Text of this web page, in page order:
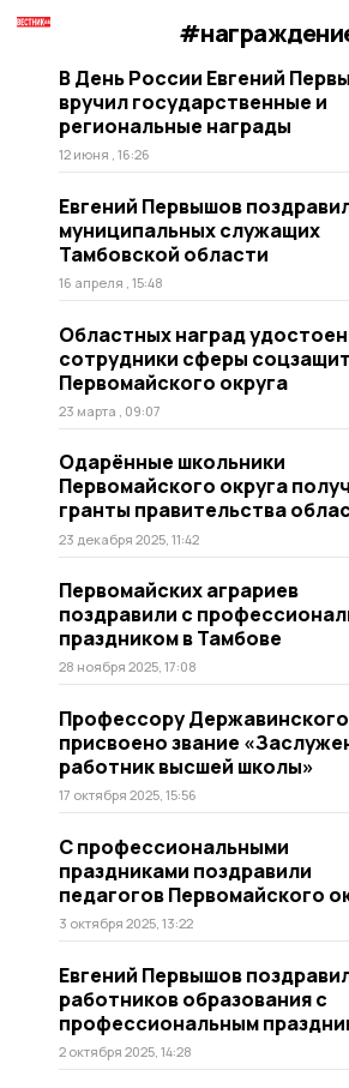
В День России Евгений
вручил государственные и
региональные награды
12 июня , 16:26
Евгений Первышов
муниципальных служащих
Тамбовской области
16 апреля , 15:48
Областных наград
сотрудники сферы
Первомайского округа
23 марта , 09:07
Одарённые школьники
Первомайского округа
гранты правительства
23 декабря 2025, 11:42
Первомайских аграриев
поздравили с
праздником в Тамбове
28 ноября 2025, 17:08
Профессору Державинского
присвоено звание
работник высшей школы»
17 октября 2025, 15:56
С профессиональными
праздниками поздравили
педагогов Первомайского
3 октября 2025, 13:22
Евгений Первышов
работников образования с
профессиональным
2 октября 2025, 14:28